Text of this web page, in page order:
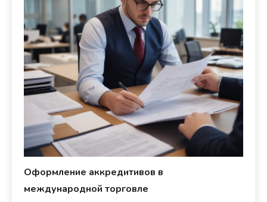
Оформление аккредитивов в
международной торговле